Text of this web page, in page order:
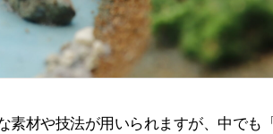
材や技法が用いられますが、中でも「